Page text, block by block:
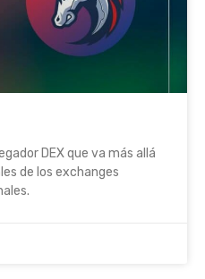
DEX que va más allá
de los exchanges